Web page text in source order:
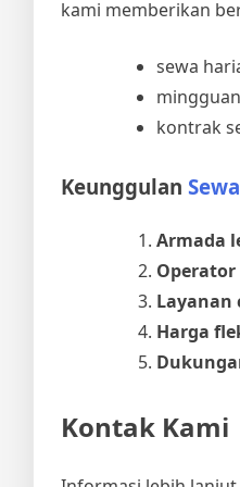
kami memberikan
sewa
mingguan
kontrak
Keunggulan
Armada
Layanan
Harga
Kontak Kami